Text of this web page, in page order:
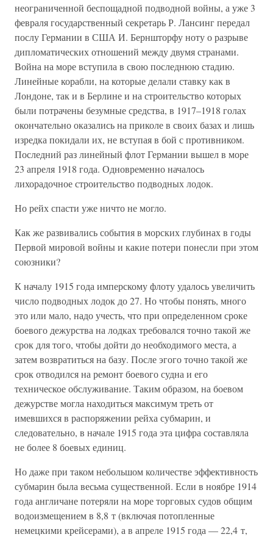
неограниченной беспощадной подводной войны, а уже 3
февраля государственный секретарь Р. Лансинг передал
послу Германии в США И. Берншторфу ноту о разрыве
дипломатических отношений между двумя странами.
Война на море вступила в свою последнюю стадию.
Линейные корабли, на которые делали ставку как в
Лондоне, так и в Берлине и на строительство которых
были потрачены безумные средства, в 1917–1918 голах
окончательно оказались на приколе в своих базах и лишь
изредка покидали их, не вступая в бой с противником.
Последний раз линейный флот Германии вышел в море
23 апреля 1918 года. Одновременно началось
лихорадочное строительство подводных лодок.
Но рейх спасти уже ничто не могло.
Как же развивались события в морских глубинах в годы
Первой мировой войны и какие потери понесли при этом
союзники?
К началу 1915 года имперскому флоту удалось увеличить
число подводных лодок до 27. Но чтобы понять, много
это или мало, надо учесть, что при определенном сроке
боевого дежурства на лодках требовался точно такой же
срок для того, чтобы дойти до необходимого места, а
затем возвратиться на базу. После эгого точно такой же
срок отводился на ремонт боевого судна и его
техническое обслуживание. Таким образом, на боевом
дежурстве могла находиться максимум треть от
имевшихся в распоряжении рейха субмарин, и
следовательно, в начале 1915 года эта цифра составляла
не более 8 боевых единиц.
Но даже при таком небольшом количестве эффективность
субмарин была весьма существенной. Если в ноябре 1914
года англичане потеряли на море торговых судов общим
водоизмещением в 8,8 т (включая потопленные
немецкими крейсерами), а в апреле 1915 года — 22,4 т,